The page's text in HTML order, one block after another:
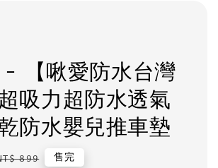
- 【啾愛防水台灣
吸力超防水透氣
防水嬰兒推車墊
899 售完